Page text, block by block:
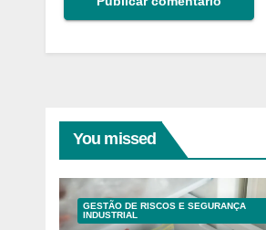
You missed
GESTÃO DE RISCOS E SEGURANÇA
INDUSTRIAL